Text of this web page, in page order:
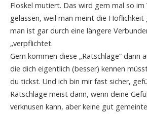
Floskel mutiert. Das wird gern mal so im
gelassen, weil man meint die
man ist gar durch eine längere
„verpflichtet.
Gern kommen diese „Ratschläge“ dann
die dich eigentlich (besser) kennen
du tickst. Und ich bin mir fast sicher,
Ratschläge meist dann, wenn deine
verknusen kann, aber keine gut